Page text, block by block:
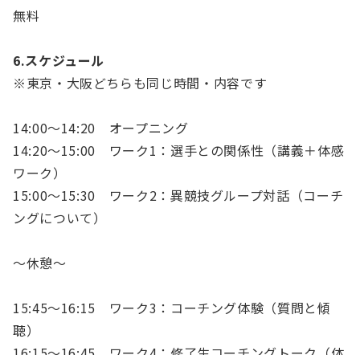
無料
6.スケジュール
※東京・大阪どちらも同じ時間・内容です
14:00～14:20 オープニング
14:20～15:00 ワーク1：選手との関係性（講義＋体感
ワーク）
15:00～15:30 ワーク2：異競技グループ対話（コーチ
ングについて）
～休憩～
15:45～16:15 ワーク3：コーチング体験（質問と傾
聴）